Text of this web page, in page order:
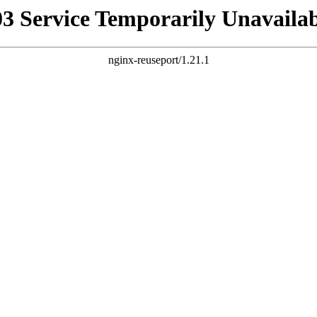
Service Temporarily
nginx-reuseport/1.21.1